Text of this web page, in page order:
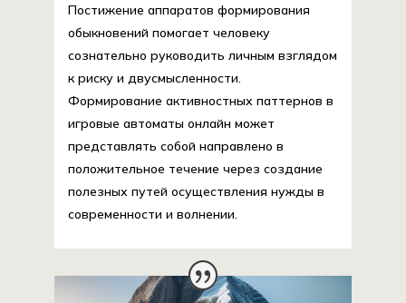
Постижение аппаратов формирования
обыкновений помогает человеку
сознательно руководить личным взглядом
к риску и двусмысленности.
Формирование активностных паттернов в
игровые автоматы онлайн может
представлять собой направлено в
положительное течение через создание
полезных путей осуществления нужды в
современности и волнении.